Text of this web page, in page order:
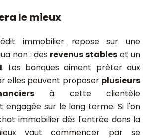
le mieux
immobilier repose sur une
non : des revenus stables et un
. Les banques aiment prêter aux
elles peuvent proposer plusieurs
à cette clientèle
engagée sur le long terme. Si l'on
immobilier dès l'entrée dans la
vaut commencer par se